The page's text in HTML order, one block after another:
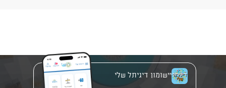
יישומון דיגיתל שלי